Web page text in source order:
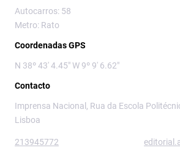
Autocarros: 58
Metro: Rato
Coordenadas GPS
N 38º 43' 4.45" W 9º 9' 6.62"
Contacto
Imprensa Nacional, Rua da Escola
Lisboa
213945772